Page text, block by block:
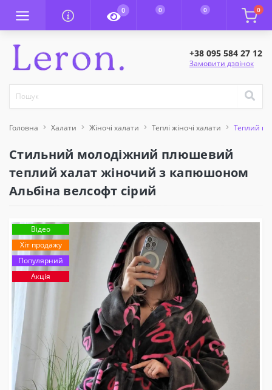
0 0 0 0
+38 095 584 27 12
Замовити дзвінок
Головна Халати Жіночі халати Теплі жіночі халати Теплий
Стильний молодіжний плюшевий
теплий халат жіночий з капюшоном
Альбіна велсофт сірий
Відео
Хіт продажу
Популярний
Акція